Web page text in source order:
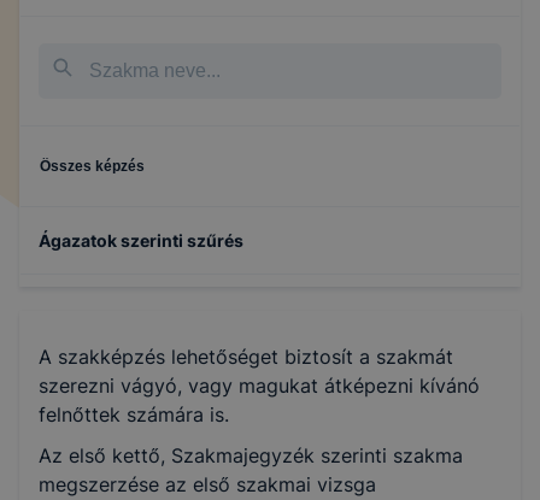
Összes képzés
Ágazatok szerinti szűrés
Sport
Szépészet
A szakképzés lehetőséget biztosít a szakmát
szerezni vágyó, vagy magukat átképezni kívánó
felnőttek számára is.
Az első kettő, Szakmajegyzék szerinti szakma
megszerzése az első szakmai vizsga